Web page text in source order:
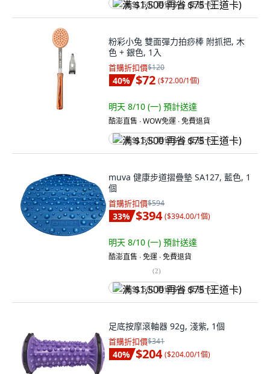
满 $1,500 再省 $75 (王道卡)
粉彩小兔 雙面彈力拍痧棒 附抓把, 木
色 + 銀色, 1入
首購折扣價$120
40% $72 ($72.00/1個)
明天 8/10 (一) 預計送達
酷澎直售 ∙ WOW免運 ∙ 免費退貨
满 $1,500 再省 $75 (王道卡)
muva 健康步道摺疊墊 SA127, 藍色, 1
個
首購折扣價$594
33% $394 ($394.00/1個)
明天 8/10 (一) 預計送達
酷澎直售 ∙ 免運 ∙ 免費退貨
(2)
满 $1,500 再省 $75 (王道卡)
足底按摩滾軸器 92g, 淺紫, 1個
首購折扣價$341
40% $204 ($204.00/1個)